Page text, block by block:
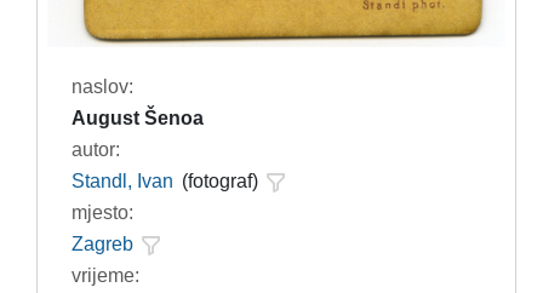
naslov:
August Šenoa
autor:
Standl, Ivan (fotograf)
mjesto:
Zagreb
vrijeme: